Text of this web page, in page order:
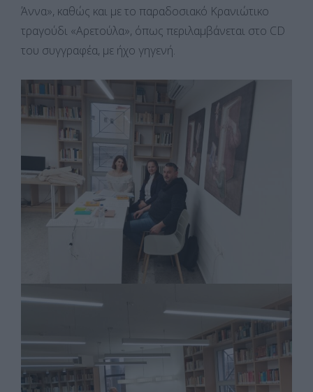
Άννα», καθώς και με το παραδοσιακό Κρανιώτικο
τραγούδι «Αρετούλα», όπως περιλαμβάνεται στο CD
του συγγραφέα, με ήχο γηγενή.